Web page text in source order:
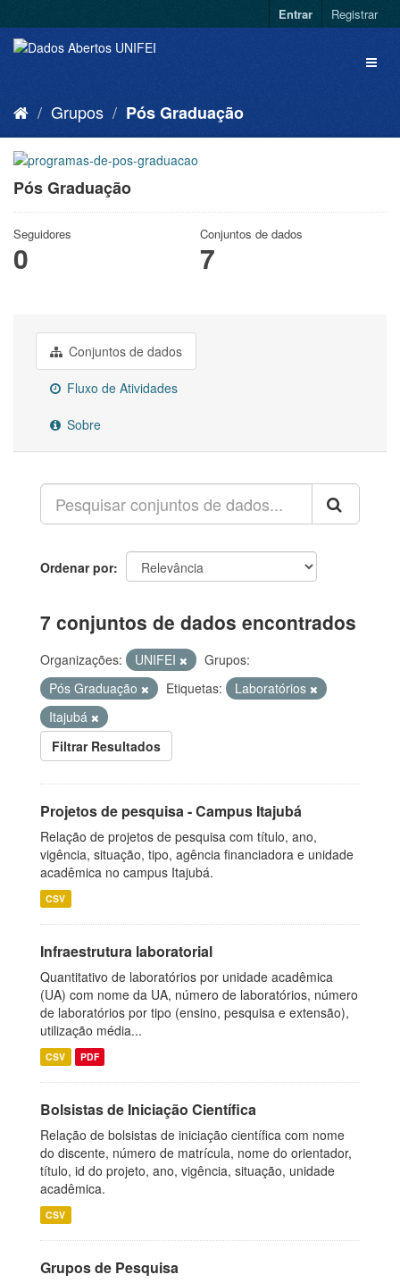
Entrar Registrar
Grupos Pós Graduação
Pós Graduação
Seguidores
0
Conjuntos de dados
7
Conjuntos de dados
Fluxo de Atividades
Sobre
Ordenar por
7 conjuntos de dados encontrados
Organizações: UNIFEI
Grupos:
Pós Graduação
Etiquetas:
Laboratórios
Itajubá
Filtrar Resultados
Projetos de pesquisa - Campus Itajubá
Relação de projetos de pesquisa com título, ano,
vigência, situação, tipo, agência financiadora e unidade
acadêmica no campus Itajubá.
CSV
Infraestrutura laboratorial
Quantitativo de laboratórios por unidade acadêmica
(UA) com nome da UA, número de laboratórios, número
de laboratórios por tipo (ensino, pesquisa e extensão),
utilização média...
CSV PDF
Bolsistas de Iniciação Científica
Relação de bolsistas de iniciação científica com nome
do discente, número de matrícula, nome do orientador,
título, id do projeto, ano, vigência, situação, unidade
acadêmica.
CSV
Grupos de Pesquisa